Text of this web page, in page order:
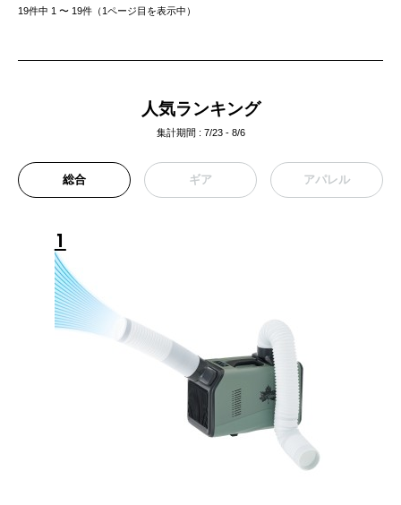
19件中 1 〜 19件（1ページ⽬を表⽰中）
人気ランキング
集計期間 : 7/23 - 8/6
総合 ギア アパレル
1